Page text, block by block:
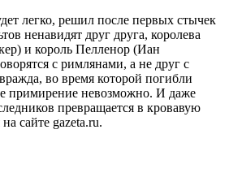
легко, решил после первых стычек
ненавидят друг друга, королева
и король Пелленор (Иан
с римлянами, а не друг с
во время которой погибли
примирение невозможно. И даже
превращается в кровавую
сайте gazeta.ru.